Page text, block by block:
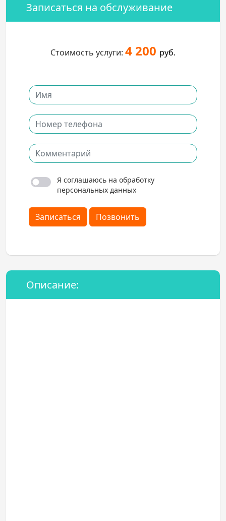
Записаться на обслуживание
Стоимость услуги: 4 200 руб.
Я соглашаюсь на обработку
персональных данных
Записаться Позвонить
Описание: